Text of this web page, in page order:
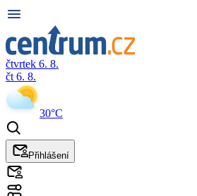
čtvrtek 6. 8.
čt 6. 8.
30°C
Přihlášení